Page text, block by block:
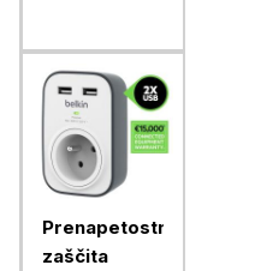
Prenapetostna
zaščita